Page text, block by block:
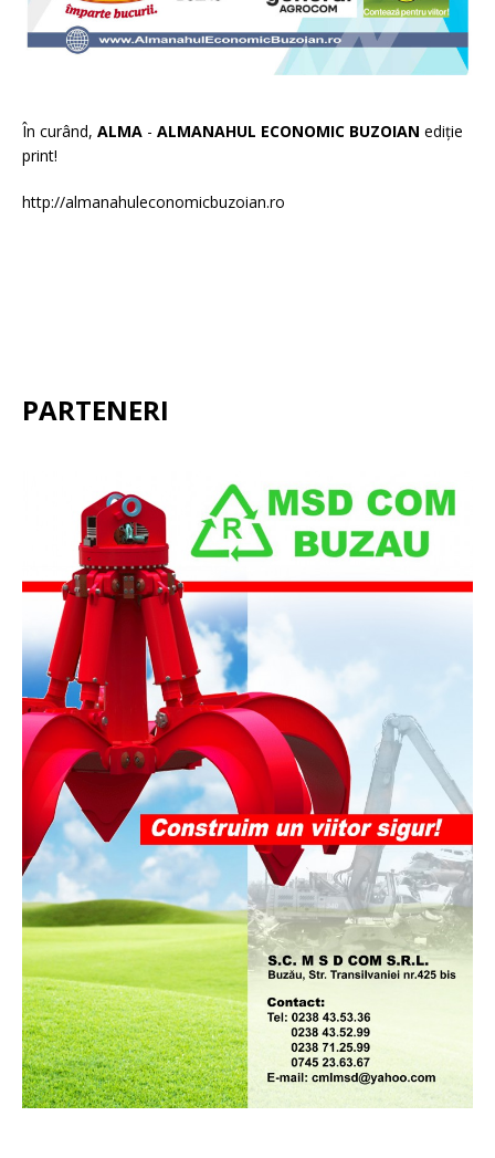
În curând, ALMA - ALMANAHUL ECONOMIC BUZOIAN ediție
print!
http://almanahuleconomicbuzoian.ro
PARTENERI